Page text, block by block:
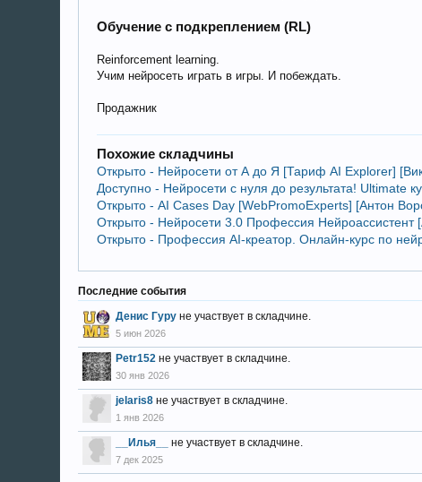
Обучение с подкреплением (RL)
Reinforcement learning.
Учим нейросеть играть в игры. И побеждать.
Продажник
Похожие складчины
Открыто - Нейросети от А до Я [Тариф AI Explorer]
Доступно - Нейросети с нуля до результата! Ultimate
Открыто - AI Cases Day [WebPromoExperts] [Антон
Открыто - Нейросети 3.0 Профессия Нейроассистент
Открыто - Профессия AI-креатор. Онлайн-курс по
Последние события
Денис Гуру не участвует в складчине.
5 июн 2026
Petr152 не участвует в складчине.
30 янв 2026
jelaris8 не участвует в складчине.
1 янв 2026
__Илья__ не участвует в складчине.
7 дек 2025